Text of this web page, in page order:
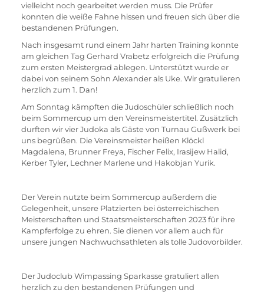
vielleicht noch gearbeitet werden muss. Die Prüfer
konnten die weiße Fahne hissen und freuen sich über die
bestandenen Prüfungen.
Nach insgesamt rund einem Jahr harten Training konnte
am gleichen Tag Gerhard Vrabetz erfolgreich die Prüfung
zum ersten Meistergrad ablegen. Unterstützt wurde er
dabei von seinem Sohn Alexander als Uke. Wir gratulieren
herzlich zum 1. Dan!
Am Sonntag kämpften die Judoschüler schließlich noch
beim Sommercup um den Vereinsmeistertitel. Zusätzlich
durften wir vier Judoka als Gäste von Turnau Gußwerk bei
uns begrüßen. Die Vereinsmeister heißen Klöckl
Magdalena, Brunner Freya, Fischer Felix, Irasijew Halid,
Kerber Tyler, Lechner Marlene und Hakobjan Yurik.
Der Verein nutzte beim Sommercup außerdem die
Gelegenheit, unsere Platzierten bei österreichischen
Meisterschaften und Staatsmeisterschaften 2023 für ihre
Kampferfolge zu ehren. Sie dienen vor allem auch für
unsere jungen Nachwuchsathleten als tolle Judovorbilder.
Der Judoclub Wimpassing Sparkasse gratuliert allen
herzlich zu den bestandenen Prüfungen und